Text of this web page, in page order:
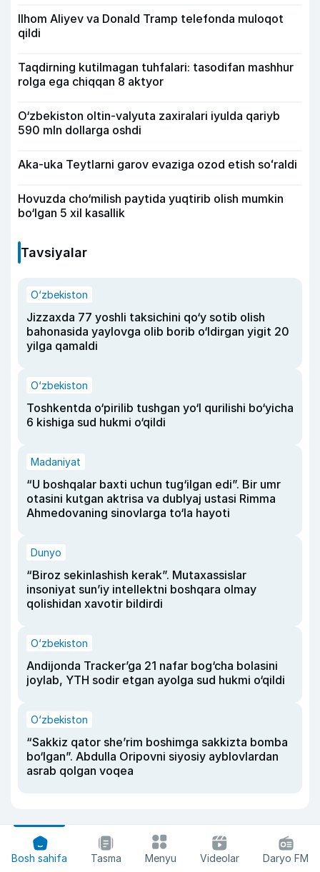
Ilhom Aliyev va Donald Tramp telefonda muloqot
qildi
Taqdirning kutilmagan tuhfalari: tasodifan mashhur
rolga ega chiqqan 8 aktyor
O‘zbekiston oltin-valyuta zaxiralari iyulda qariyb
590 mln dollarga oshdi
Aka-uka Teytlarni garov evaziga ozod etish soʻraldi
Hovuzda cho‘milish paytida yuqtirib olish mumkin
bo‘lgan 5 xil kasallik
Tavsiyalar
O‘zbekiston
Jizzaxda 77 yoshli taksichini qo‘y sotib olish
bahonasida yaylovga olib borib o‘ldirgan yigit 20
yilga qamaldi
O‘zbekiston
Toshkentda o‘pirilib tushgan yo‘l qurilishi bo‘yicha
6 kishiga sud hukmi o‘qildi
Madaniyat
“U boshqalar baxti uchun tug‘ilgan edi”. Bir umr
otasini kutgan aktrisa va dublyaj ustasi Rimma
Ahmedovaning sinovlarga to‘la hayoti
Dunyo
“Biroz sekinlashish kerak”. Mutaxassislar
insoniyat sun’iy intellektni boshqara olmay
qolishidan xavotir bildirdi
O‘zbekiston
Andijonda Tracker’ga 21 nafar bog‘cha bolasini
joylab, YTH sodir etgan ayolga sud hukmi o‘qildi
O‘zbekiston
“Sakkiz qator she’rim boshimga sakkizta bomba
bo‘lgan”. Abdulla Oripovni siyosiy ayblovlardan
asrab qolgan voqea
Bosh sahifa Tasma Menyu Videolar Daryo FM